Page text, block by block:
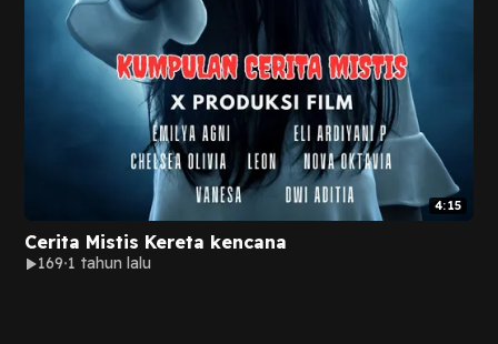
4:15
Cerita Mistis Kereta kencana
169 1 tahun lalu